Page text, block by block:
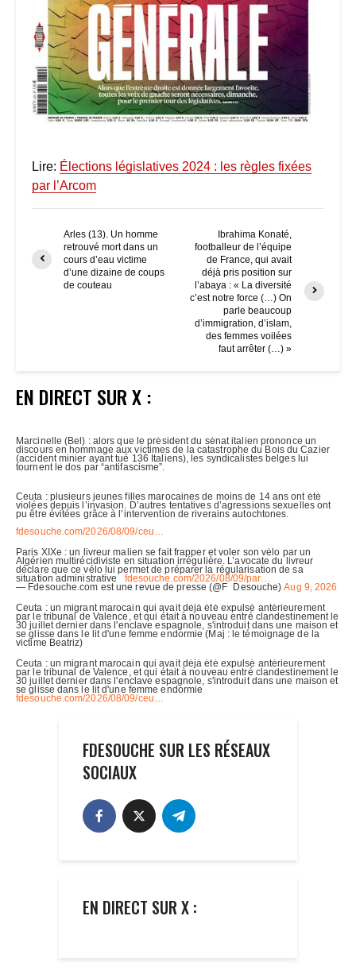
Lire: É lections législatives 2024 : les règles fixées
par l’Arcom
Arles (13). Un homme
retrouvé mort dans un
cours d’eau victime
d’une dizaine de coups
de couteau
Ibrahima Konaté,
footballeur de l’équipe
de France, qui avait
déjà pris position sur
l’abaya : « La diversité
c’est notre force (…) On
parle beaucoup
d’immigration, d’islam,
des femmes voilées
faut arrêter (…) »
EN DIRECT SUR X :
FDESOUCHE SUR LES RÉSEAUX
SOCIAUX
EN DIRECT SUR X :